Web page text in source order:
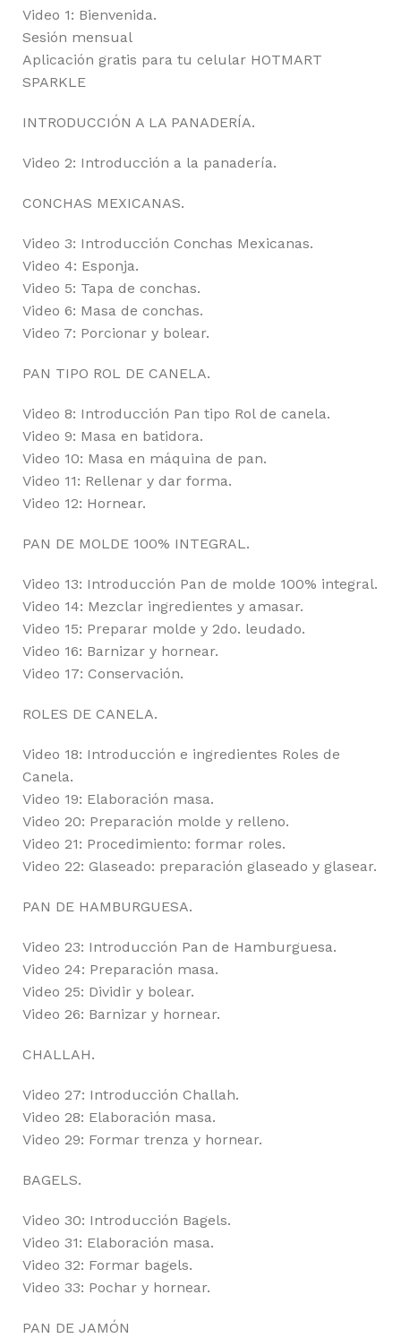
Video 1: Bienvenida.
Sesión mensual
Aplicación gratis para tu celular HOTMART
SPARKLE
INTRODUCCIÓN A LA PANADERÍA.
Video 2: Introducción a la panadería.
CONCHAS MEXICANAS.
Video 3: Introducción Conchas Mexicanas.
Video 4: Esponja.
Video 5: Tapa de conchas.
Video 6: Masa de conchas.
Video 7: Porcionar y bolear.
PAN TIPO ROL DE CANELA.
Video 8: Introducción Pan tipo Rol de canela.
Video 9: Masa en batidora.
Video 10: Masa en máquina de pan.
Video 11: Rellenar y dar forma.
Video 12: Hornear.
PAN DE MOLDE 100% INTEGRAL.
Video 13: Introducción Pan de molde 100% integral.
Video 14: Mezclar ingredientes y amasar.
Video 15: Preparar molde y 2do. leudado.
Video 16: Barnizar y hornear.
Video 17: Conservación.
ROLES DE CANELA.
Video 18: Introducción e ingredientes Roles de
Canela.
Video 19: Elaboración masa.
Video 20: Preparación molde y relleno.
Video 21: Procedimiento: formar roles.
Video 22: Glaseado: preparación glaseado y glasear.
PAN DE HAMBURGUESA.
Video 23: Introducción Pan de Hamburguesa.
Video 24: Preparación masa.
Video 25: Dividir y bolear.
Video 26: Barnizar y hornear.
CHALLAH.
Video 27: Introducción Challah.
Video 28: Elaboración masa.
Video 29: Formar trenza y hornear.
BAGELS.
Video 30: Introducción Bagels.
Video 31: Elaboración masa.
Video 32: Formar bagels.
Video 33: Pochar y hornear.
PAN DE JAMÓN